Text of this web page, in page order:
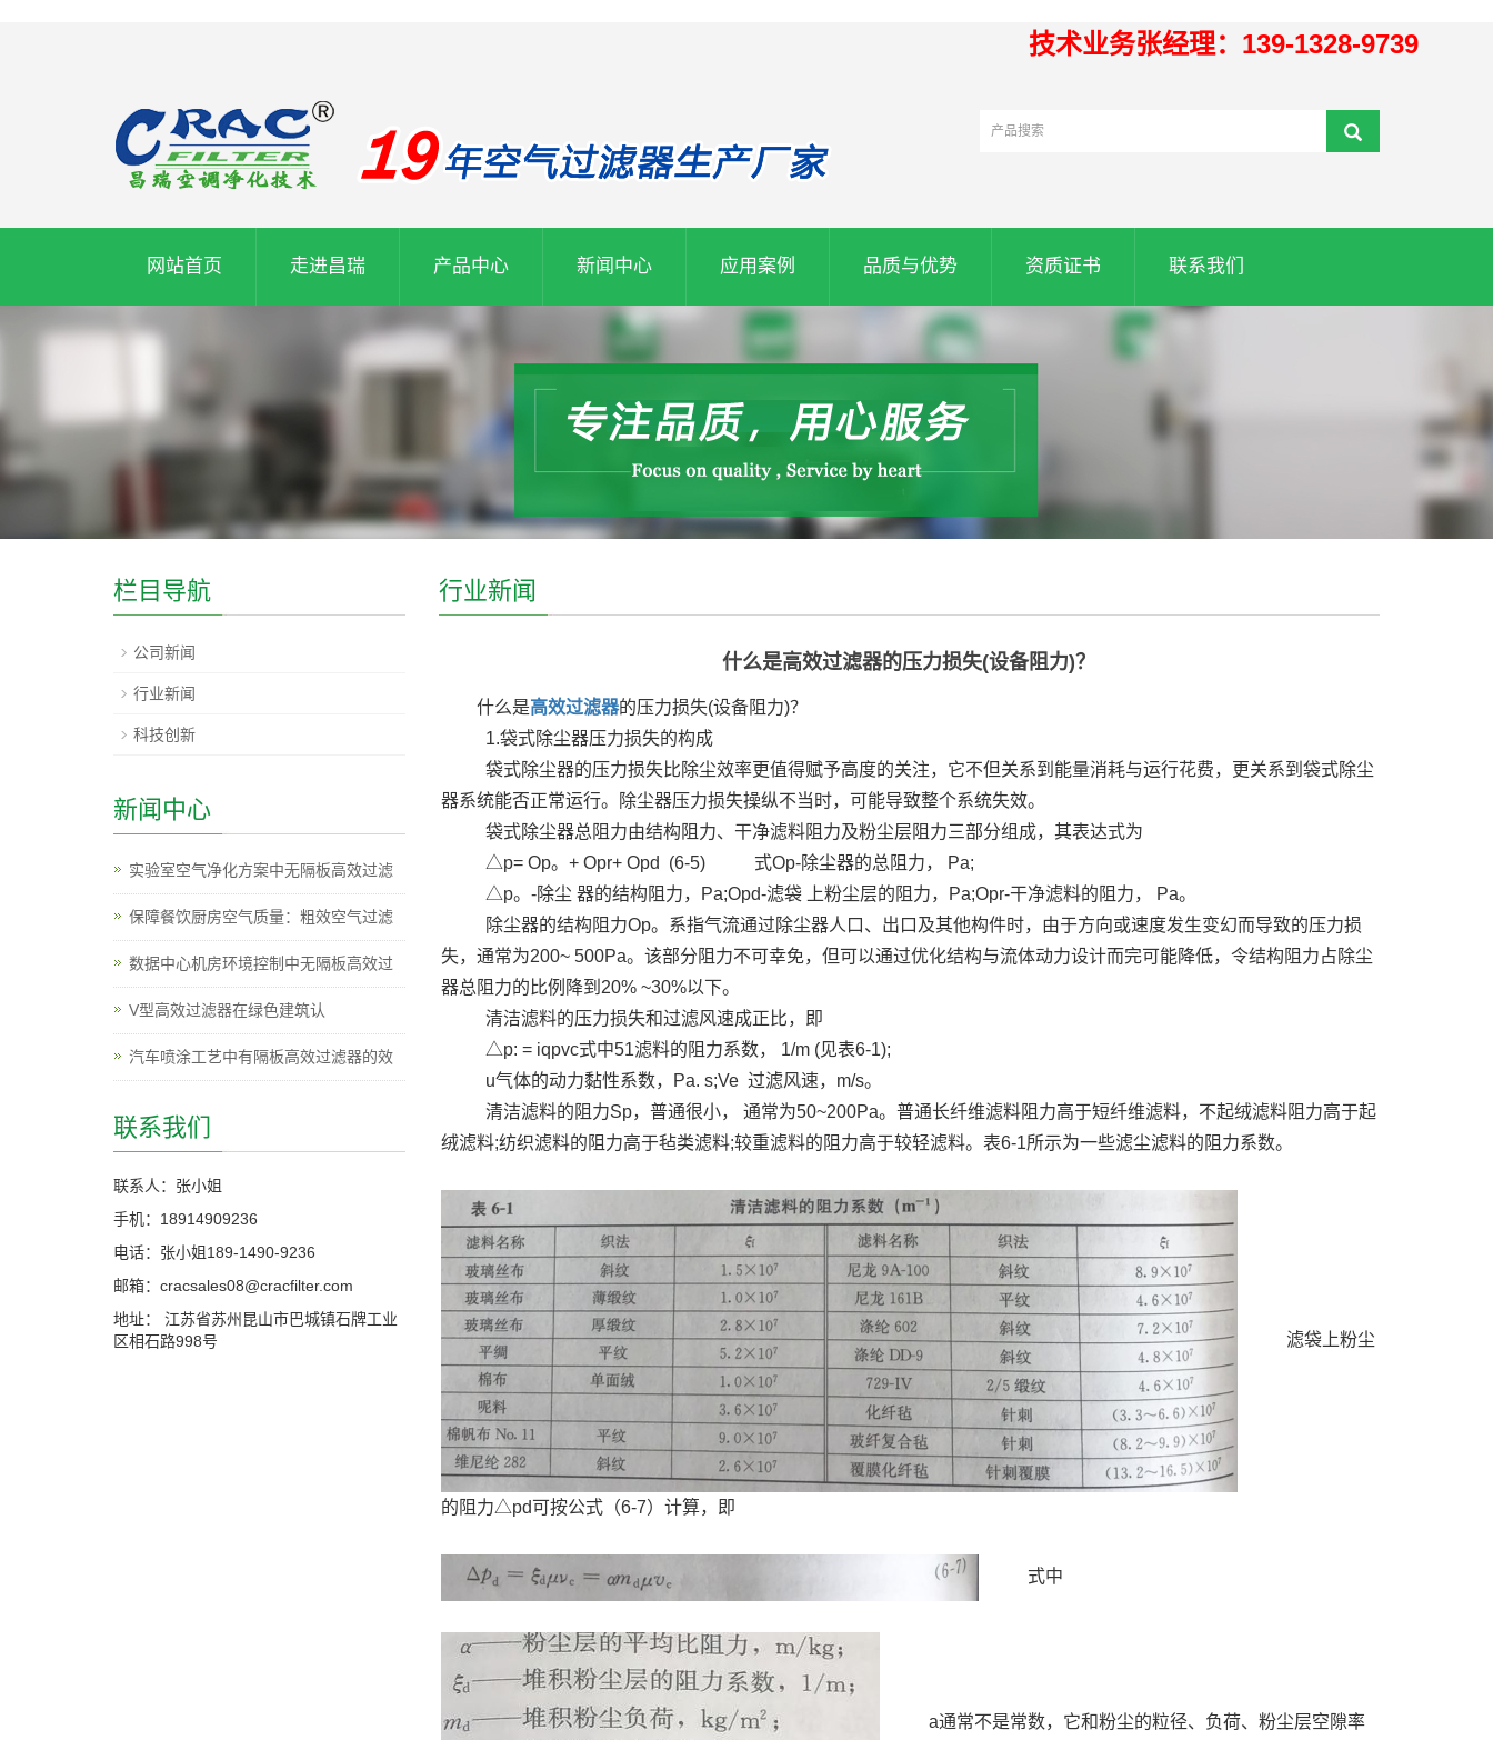
技术业务张经理：139-1328-9739
网站首页 走进昌瑞 产品中心 新闻中心 应用案例 品质与优势 资质证书 联系我们
行业新闻
什么是高效过滤器的压力损失(设备阻力)？
什么是高效过滤器的压力损失(设备阻力)？
1.袋式除尘器压力损失的构成
袋式除尘器的压力损失比除尘效率更值得赋予高度的关注，它不但关系到能量消耗与运行花费，更关系到袋式除尘
器系统能否正常运行。除尘器压力损失操纵不当时，可能导致整个系统失效。
袋式除尘器总阻力由结构阻力、干净滤料阻力及粉尘层阻力三部分组成，其表达式为
△p= Op。+ Opr+ Opd (6-5)
式Op-除尘器的总阻力， Pa;
△p。-除尘 器的结构阻力，Pa;Opd-滤袋 上粉尘层的阻力，Pa;Opr-干净滤料的阻力， Pa。
除尘器的结构阻力Op。系指气流通过除尘器人口、出口及其他构件时，由于方向或速度发生变幻而导致的压力损
失，通常为200~ 500Pa。该部分阻力不可幸免，但可以通过优化结构与流体动力设计而完可能降低，令结构阻力占除尘
器总阻力的比例降到20% ~30%以下。
清洁滤料的压力损失和过滤风速成正比，即
△p: = iqpvc式中51滤料的阻力系数， 1/m (见表6-1);
u气体的动力黏性系数，Pa. s;Ve 过滤风速，m/s。
清洁滤料的阻力Sp，普通很小， 通常为50~200Pa。普通长纤维滤料阻力高于短纤维滤料，不起绒滤料阻力高于起
绒滤料;纺织滤料的阻力高于毡类滤料;较重滤料的阻力高于较轻滤料。表6-1所示为一些滤尘滤料的阻力系数。
滤袋上粉尘
的阻力△pd可按公式（6-7）计算，即
式中
a通常不是常数，它和粉尘的粒径、负荷、粉尘层空隙率
栏目导航
公司新闻
行业新闻
科技创新
新闻中心
实验室空气净化方案中无隔板高效过滤
保障餐饮厨房空气质量：粗效空气过滤
数据中心机房环境控制中无隔板高效过
V型高效过滤器在绿色建筑认
汽车喷涂工艺中有隔板高效过滤器的效
联系我们
联系人：张小姐
手机：18914909236
电话：张小姐189-1490-9236
邮箱：cracsales08@cracfilter.com
地址： 江苏省苏州昆山市巴城镇石牌工业
区相石路998号